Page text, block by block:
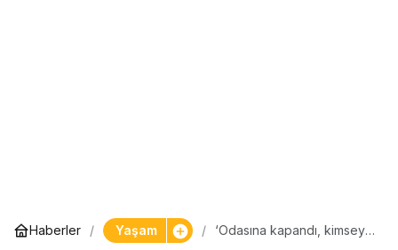
Haberler Yaşam
‘Odasına kapandı, kimseyle